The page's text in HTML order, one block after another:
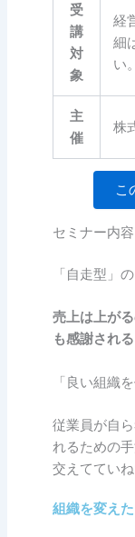
受
講
対
象
経
細
い。
主
催
株
こ
セミナー内容
「自走型」
売上は上が
も感謝され
「良い組織
従業員が自
れるための
交えてていね
組織を変え